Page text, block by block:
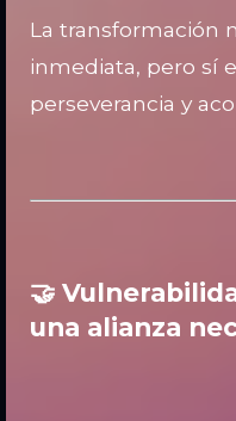
La transformación
inmediata, pero sí
perseverancia y
🤝
una alianza